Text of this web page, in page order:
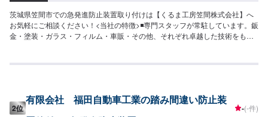
茨城県笠間市での急発進防止装置取り付けは【くるま工房笠間株式会社】へ
お気軽にご相談ください！<当社の特徴>◾専門スタッフが常駐しています。鈑
金・塗装・ガラス・フィルム・車販・その他、それぞれ卓越した技術をもつ
乗っている間は保証します。◾土・日・祝も営業してるのでお客様がお休みで
ンをご提案！>★お安く済ませたい…★お時間があまり取れない…などのご相
談もお気軽にどうぞ！【1】オファーにてお問い合わせ【2】お見積り【3】
2位
有限会社 福田自動車工業の踏み間違い防止装
-(-件)